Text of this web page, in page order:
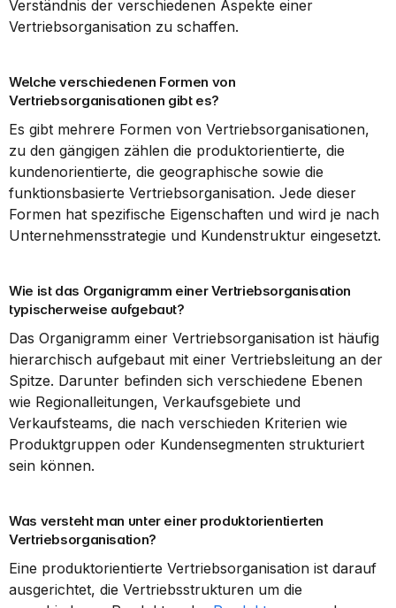
Verständnis der verschiedenen Aspekte einer
Vertriebsorganisation zu schaffen.
Welche verschiedenen Formen von
Vertriebsorganisationen gibt es?
Es gibt mehrere Formen von Vertriebsorganisationen,
zu den gängigen zählen die produktorientierte, die
kundenorientierte, die geographische sowie die
funktionsbasierte Vertriebsorganisation. Jede dieser
Formen hat spezifische Eigenschaften und wird je nach
Unternehmensstrategie und Kundenstruktur eingesetzt.
Wie ist das Organigramm einer Vertriebsorganisation
typischerweise aufgebaut?
Das Organigramm einer Vertriebsorganisation ist häufig
hierarchisch aufgebaut mit einer Vertriebsleitung an der
Spitze. Darunter befinden sich verschiedene Ebenen
wie Regionalleitungen, Verkaufsgebiete und
Verkaufsteams, die nach verschieden Kriterien wie
Produktgruppen oder Kundensegmenten strukturiert
sein können.
Was versteht man unter einer produktorientierten
Vertriebsorganisation?
Eine produktorientierte Vertriebsorganisation ist darauf
ausgerichtet, die Vertriebsstrukturen um die